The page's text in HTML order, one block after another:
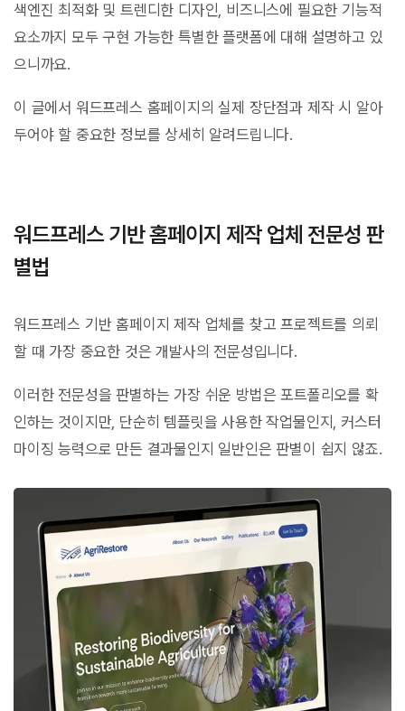
색엔진 최적화 및 트렌디한 디자인, 비즈니스에 필요한 기능적
요소까지 모두 구현 가능한 특별한 플랫폼에 대해 설명하고 있
으니까요.
이 글에서 워드프레스 홈페이지의 실제 장단점과 제작 시 알아
두어야 할 중요한 정보를 상세히 알려드립니다.
워드프레스 기반 홈페이지 제작 업체 전문성 판
별법
워드프레스 기반 홈페이지 제작 업체를 찾고 프로젝트를 의뢰
할 때 가장 중요한 것은 개발사의 전문성입니다.
이러한 전문성을 판별하는 가장 쉬운 방법은 포트폴리오를 확
인하는 것이지만, 단순히 템플릿을 사용한 작업물인지, 커스터
마이징 능력으로 만든 결과물인지 일반인은 판별이 쉽지 않죠.